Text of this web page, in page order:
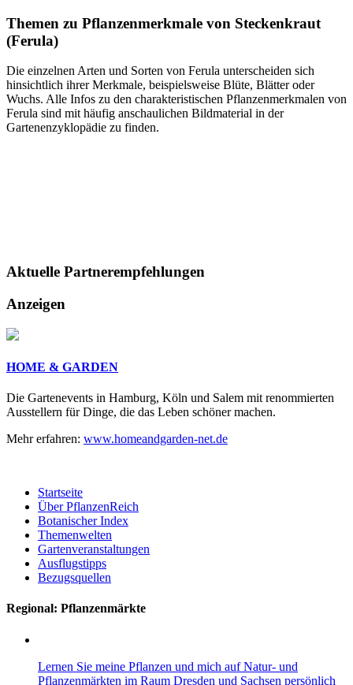
Themen zu Pflanzenmerkmale von Steckenkraut
(Ferula)
Die einzelnen Arten und Sorten von Ferula unterscheiden sich
hinsichtlich ihrer Merkmale, beispielsweise Blüte, Blätter oder
Wuchs. Alle Infos zu den charakteristischen Pflanzenmerkmalen von
Ferula sind mit häufig anschaulichen Bildmaterial in der
Gartenenzyklopädie zu finden.
Aktuelle Partnerempfehlungen
Anzeigen
HOME & GARDEN
Die Gartenevents in Hamburg, Köln und Salem mit renommierten
Ausstellern für Dinge, die das Leben schöner machen.
Mehr erfahren: www.homeandgarden-net.de
Startseite
Über PflanzenReich
Botanischer Index
Themenwelten
Gartenveranstaltungen
Ausflugstipps
Bezugsquellen
Regional: Pflanzenmärkte
Lernen Sie meine Pflanzen und mich auf Natur- und
Pflanzenmärkten im Raum Dresden und Sachsen persönlich